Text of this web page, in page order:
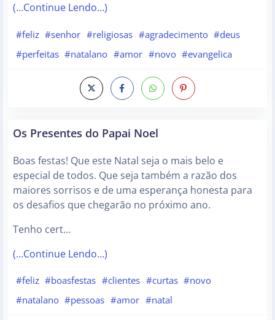
(…Continue Lendo…)
#feliz #senhor #religiosas #agradecimento #deus
#perfeitas #natalano #amor #novo #evangelica
Os Presentes do Papai Noel
Boas festas! Que este Natal seja o mais belo e
especial de todos. Que seja também a razão dos
maiores sorrisos e de uma esperança honesta para
os desafios que chegarão no próximo ano.
Tenho cert…
(…Continue Lendo…)
#feliz #boasfestas #clientes #curtas #novo
#natalano #pessoas #amor #natal